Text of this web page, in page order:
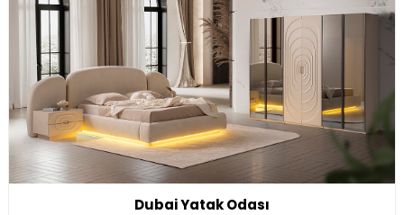
Dubai Yatak Odası